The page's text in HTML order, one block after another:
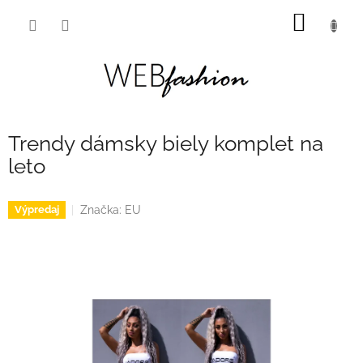
Trendy dámsky biely komplet na
leto
Výpredaj Značka: EU